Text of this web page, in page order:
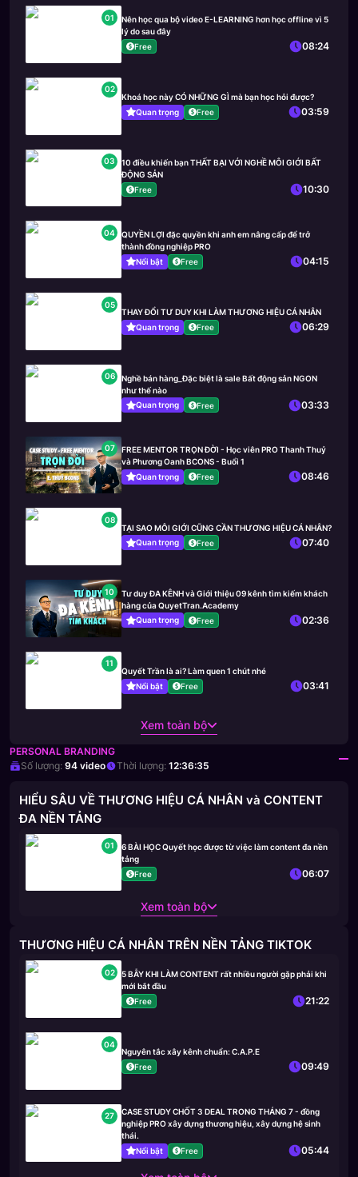
01
Nên học qua bộ video E-LEARNING hơn học offline vì 5
lý do sau đây
Free
08:24
02
Khoá học này CÓ NHỮNG GÌ mà bạn học hỏi được?
Quan trọng
Free 03:59
03
10 điều khiến bạn THẤT BẠI VỚI NGHỀ MÔI GIỚI BẤT
ĐỘNG SẢN
Free
10:30
04
QUYỀN LỢI đặc quyền khi anh em nâng cấp để trở
thành đồng nghiệp PRO
Nổi bật
Free 04:15
05
THAY ĐỔI TƯ DUY KHI LÀM THƯƠNG HIỆU CÁ NHÂN
Quan trọng
Free 06:29
06
Nghề bán hàng_Đặc biệt là sale Bất động sản NGON
như thế nào
Quan trọng
Free 03:33
07
FREE MENTOR TRỌN ĐỜI - Học viên PRO Thanh Thuỷ
và Phương Oanh BCONS - Buổi 1
Quan trọng
Free 08:46
08
TẠI SAO MÔI GIỚI CŨNG CẦN THƯƠNG HIỆU CÁ NHÂN?
Quan trọng
Free 07:40
10
Tư duy ĐA KÊNH và Giới thiệu 09 kênh tìm kiếm khách
hàng của QuyetTran.Academy
Quan trọng
Free 02:36
11
Quyết Trần là ai? Làm quen 1 chút nhé
Nổi bật
Free 03:41
Xem toàn bộ
PERSONAL BRANDING
Số lượng: 94 video Thời lượng: 12:36:35
HIỂU SÂU VỀ THƯƠNG HIỆU CÁ NHÂN và CONTENT
ĐA NỀN TẢNG
01
6 BÀI HỌC Quyết học được từ việc làm content đa nền
tảng
Free
06:07
Xem toàn bộ
THƯƠNG HIỆU CÁ NHÂN TRÊN NỀN TẢNG TIKTOK
02
5 BẪY KHI LÀM CONTENT rất nhiều người gặp phải khi
mới bắt đầu
Free
21:22
04
Nguyên tắc xây kênh chuẩn: C.A.P.E
Free
09:49
27
CASE STUDY CHỐT 3 DEAL TRONG THÁNG 7 - đồng
nghiệp PRO xây dựng thương hiệu, xây dựng hệ sinh
thái.
Nổi bật
Free 05:44